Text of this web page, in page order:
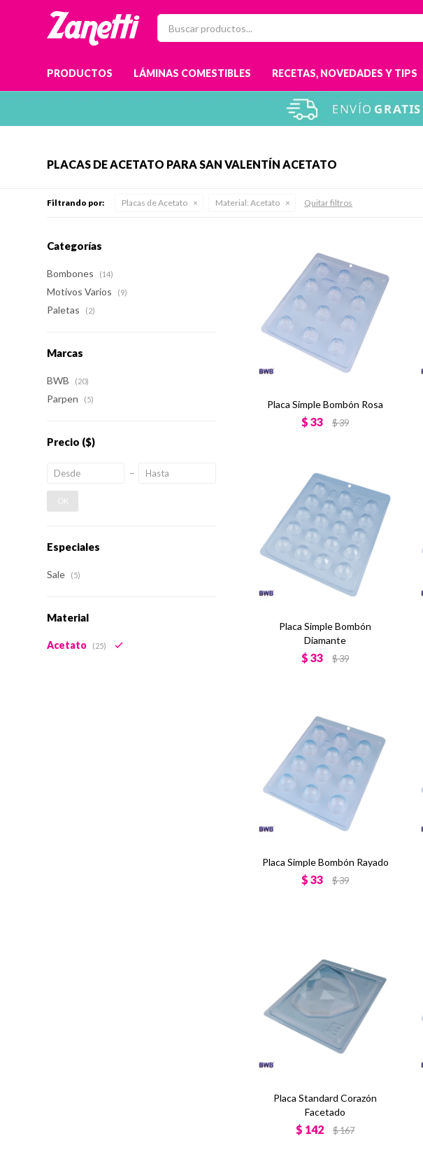
PRODUCTOS LÁMINAS COMESTIBLES RECETAS, NOVEDADES Y TIPS
PLACAS DE ACETATO PARA SAN VALENTÍN ACETATO
Filtrando por: Placas de Acetato Material: Acetato Quitar filtros
Placa Simple Bombón Rosa
$ 33 $39
Placa Simple Bombón
Diamante
$ 33 $39
Placa Simple Bombón Rayado
$ 33 $39
Placa Standard Corazón
Facetado
$ 142 $167
Categorías
Bombones (14)
Motivos Varios (9)
Paletas (2)
Marcas
BWB (20)
Parpen (5)
Precio ($)
OK
Especiales
Sale (5)
Material
Acetato (25)